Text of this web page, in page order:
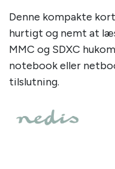
Denne kompakte
hurtigt og nemt at
MMC og SDXC
notebook eller
tilslutning.